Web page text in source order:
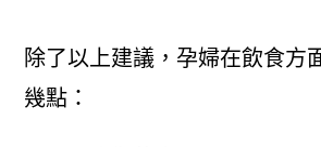
除了以上建議，孕婦在飲食方
幾點：